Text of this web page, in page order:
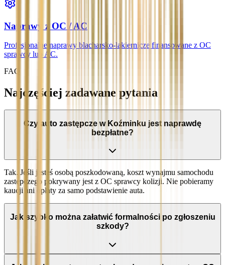
Naprawy z OC / AC
Profesjonalne naprawy blacharsko-lakiernicze finansowane z OC
sprawcy lub AC.
FAQ
Najczęściej zadawane pytania
Czy auto zastępcze w Koźminku jest naprawdę
bezpłatne?
Tak. Jeśli jesteś osobą poszkodowaną, koszt wynajmu samochodu
zastępczego pokrywany jest z OC sprawcy kolizji. Nie pobieramy
kaucji ani opłaty za samo podstawienie auta.
Jak szybko można załatwić formalności po zgłoszeniu
szkody?